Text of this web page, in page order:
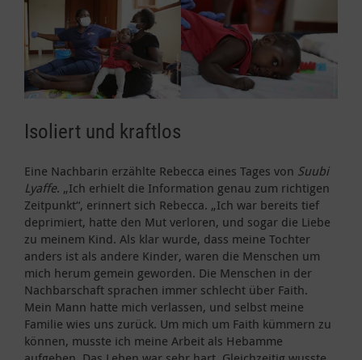
Isoliert und kraftlos
Eine Nachbarin erzählte Rebecca eines Tages von Suubi
Lyaffe. „Ich erhielt die Information genau zum richtigen
Zeitpunkt“, erinnert sich Rebecca. „Ich war bereits tief
deprimiert, hatte den Mut verloren, und sogar die Liebe
zu meinem Kind. Als klar wurde, dass meine Tochter
anders ist als andere Kinder, waren die Menschen um
mich herum gemein geworden. Die Menschen in der
Nachbarschaft sprachen immer schlecht über Faith.
Mein Mann hatte mich verlassen, und selbst meine
Familie wies uns zurück. Um mich um Faith kümmern zu
können, musste ich meine Arbeit als Hebamme